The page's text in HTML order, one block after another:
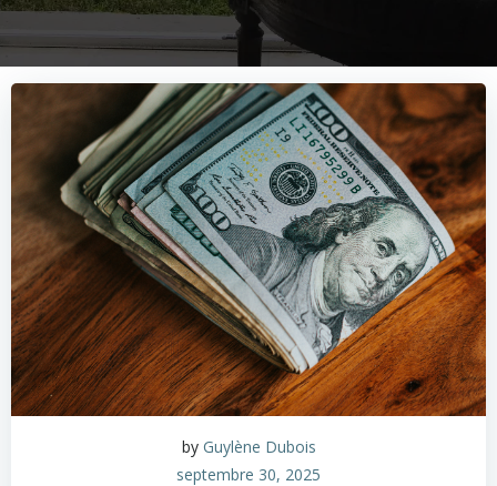
by Guylène Dubois
septembre 30, 2025